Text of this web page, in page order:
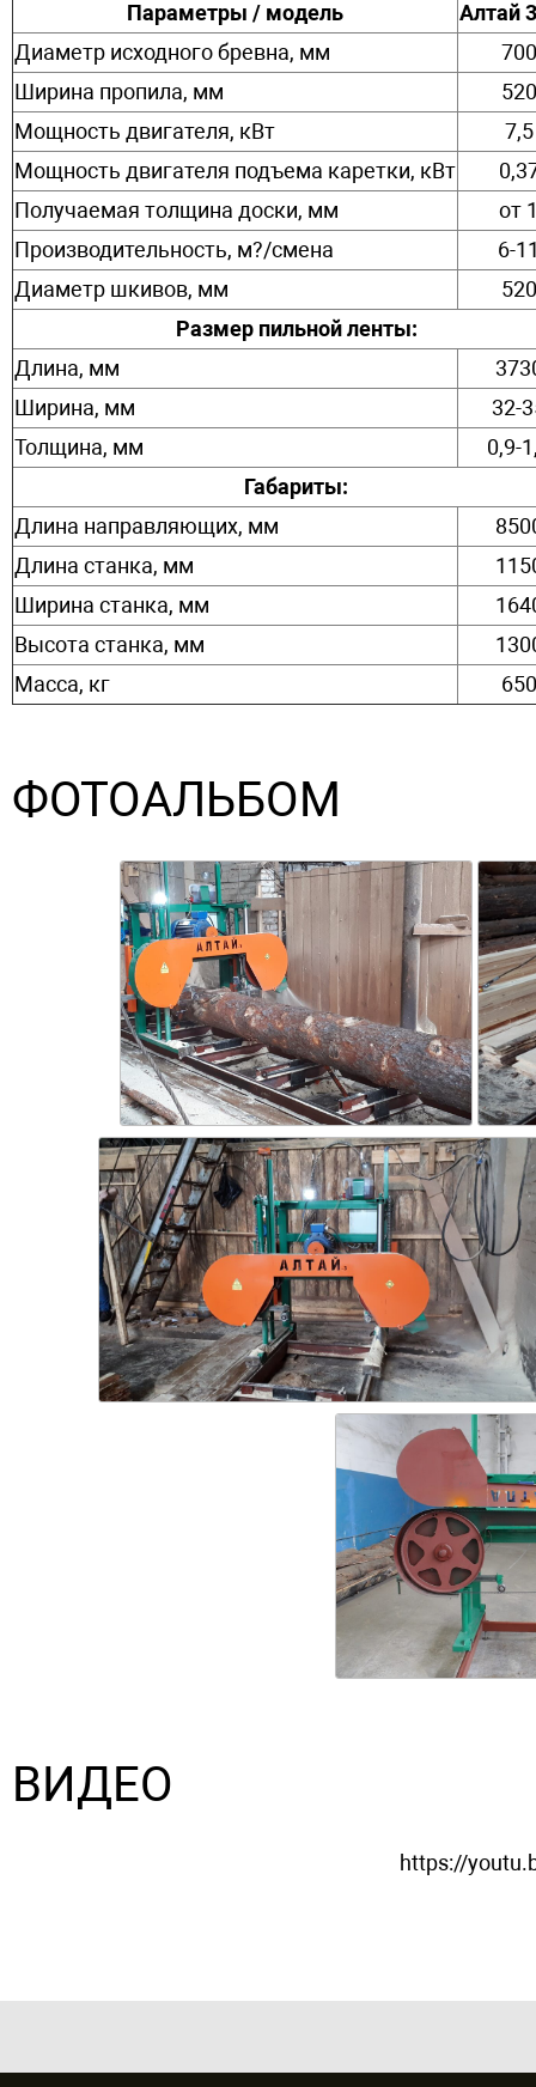
Параметры / модель
Алтай
Диаметр исходного бревна, мм
700
Ширина пропила, мм
520
Мощность двигателя, кВт
7,5
Мощность двигателя подъема каретки, кВт
Получаемая толщина доски, мм
от
Производительность, м?/смена
6-
Диаметр шкивов, мм
520
Размер пильной ленты:
Длина, мм
Ширина, мм
32-
Толщина, мм
0,9-
Габариты:
Длина направляющих, мм
Длина станка, мм
Ширина станка, мм
Высота станка, мм
Масса, кг
650
ФОТОАЛЬБОМ
ВИДЕО
https://